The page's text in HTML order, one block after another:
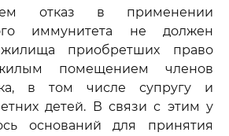
отказ в применении
иммунитета не должен
приобретших право
помещением членов
в том числе супругу и
детей. В связи с этим у
оснований для принятия